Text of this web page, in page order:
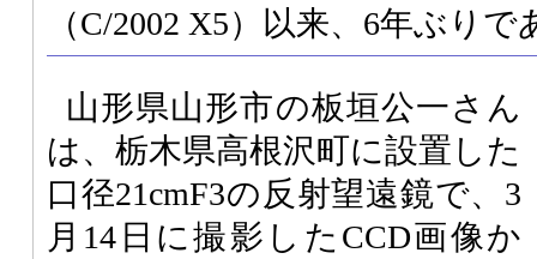
（C/2002 X5）以来、6年ぶりで
山形県山形市の板垣公一さん
は、栃木県高根沢町に設置した
口径21cmF3の反射望遠鏡で、3
月14日に撮影したCCD画像か